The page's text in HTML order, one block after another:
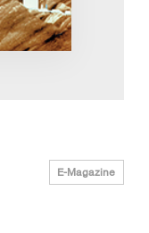
E-Magazine